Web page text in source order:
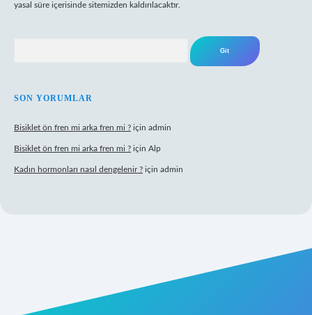
yasal süre içerisinde sitemizden kaldırılacaktır.
SON YORUMLAR
Bisiklet ön fren mi arka fren mi ? için admin
Bisiklet ön fren mi arka fren mi ? için Alp
Kadın hormonları nasıl dengelenir ? için admin